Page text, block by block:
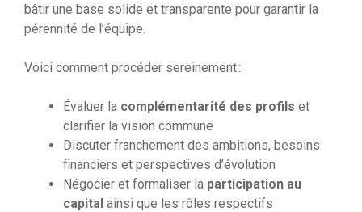
bâtir une base solide et transparente pour garantir la
pérennité de l’équipe.
Voici comment procéder sereinement :
Évaluer la complémentarité des profils et
clarifier la vision commune
Discuter franchement des ambitions, besoins
financiers et perspectives d’évolution
Négocier et formaliser la participation au
capital ainsi que les rôles respectifs